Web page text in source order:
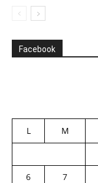
Facebook
L M
6
7